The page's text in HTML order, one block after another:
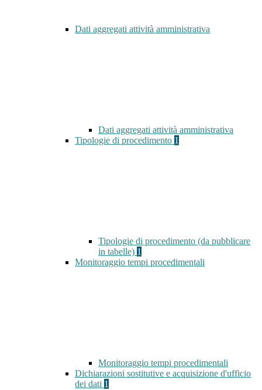
Dati aggregati attività amministrativa
Dati aggregati attività amministrativa
Tipologie di procedimento 1
Tipologie di procedimento (da pubblicare
in tabelle) 1
Monitoraggio tempi procedimentali
Monitoraggio tempi procedimentali
Dichiarazioni sostitutive e acquisizione d'ufficio
dei dati 1